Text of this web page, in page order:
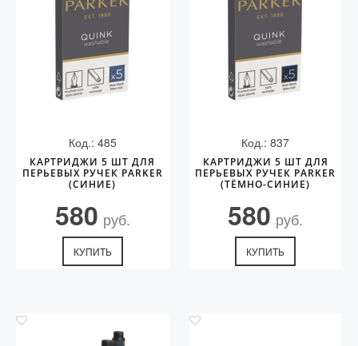
Код.: 485
КАРТРИДЖИ 5 ШТ ДЛЯ
ПЕРЬЕВЫХ РУЧЕК PARKER
(СИНИЕ)
580 руб.
КУПИТЬ
Код.: 837
КАРТРИДЖИ 5 ШТ ДЛЯ
ПЕРЬЕВЫХ РУЧЕК PARKER
(ТЁМНО-СИНИЕ)
580 руб.
КУПИТЬ